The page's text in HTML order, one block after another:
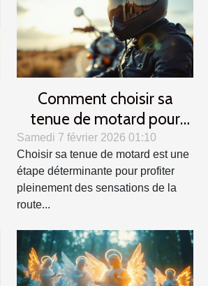
Comment choisir sa
tenue de motard pour
allier confort et sécurité ?
Samedi 7 février 2026 01:10
Choisir sa tenue de motard est une
étape déterminante pour profiter
pleinement des sensations de la
route...